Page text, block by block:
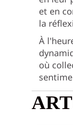
et en
la
À
où